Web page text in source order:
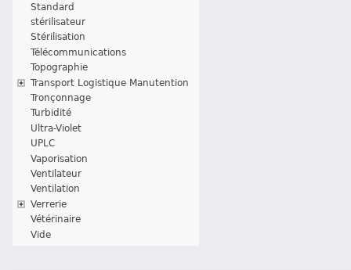
Standard
stérilisateur
Stérilisation
Télécommunications
Topographie
Transport Logistique Manutention
Tronçonnage
Turbidité
Ultra-Violet
UPLC
Vaporisation
Ventilateur
Ventilation
Verrerie
Vétérinaire
Vide